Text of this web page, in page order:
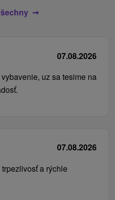
07.08.2026
uz sa tesime na
07.08.2026
a rýchle